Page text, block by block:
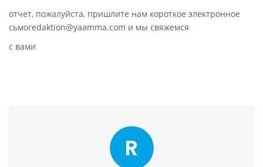
отчет, пожалуйста, пришлите нам короткое электронное
сьмоredaktion@yaamma.com и мы свяжемся
с вами
R